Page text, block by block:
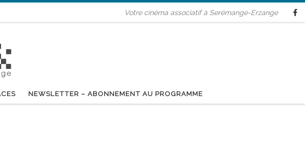
Votre cinéma associatif à Serémange-Erzange
NEWSLETTER – ABONNEMENT AU PROGRAMME